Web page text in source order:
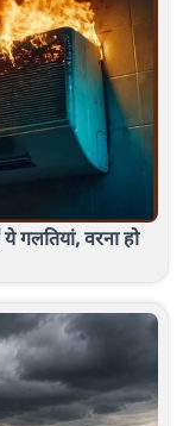
वरना हो